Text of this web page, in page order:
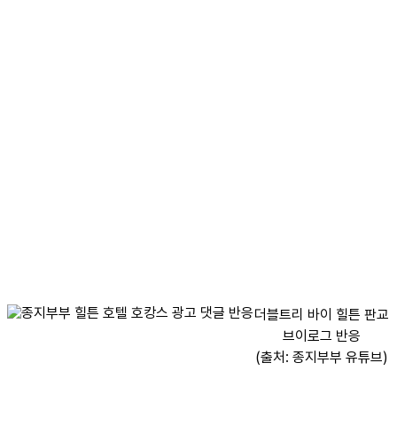
더블트리 바이 힐튼 판교
브이로그 반응
(출처: 종지부부 유튜브)